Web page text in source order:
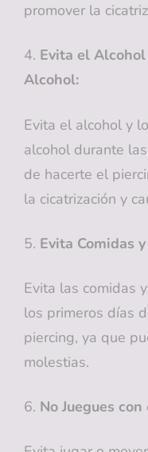
promover la
4. Evita el
Alcohol:
Evita el alcohol y
alcohol durante
de hacerte el
la cicatrización y
5. Evita Comidas
Evita las comidas
los primeros días
piercing, ya que
molestias.
6. No Juegues